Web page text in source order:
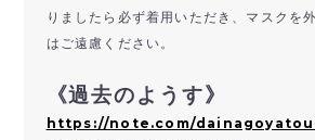
りましたら必ず着用いただき、マスクを
はご遠慮ください。
《過去のようす》
https://note.com/